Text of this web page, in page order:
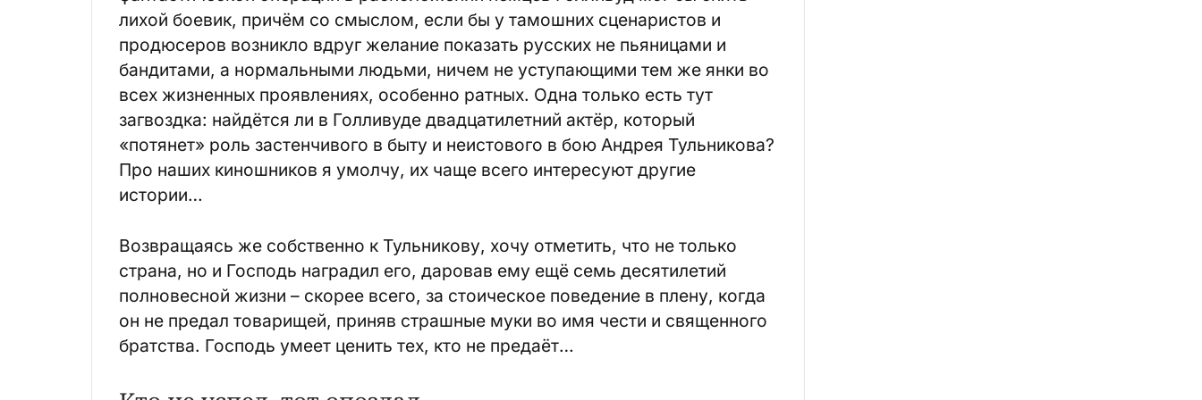
лихой боевик, причём со смыслом, если бы у тамошних сценаристов и
продюсеров возникло вдруг желание показать русских не пьяницами и
бандитами, а нормальными людьми, ничем не уступающими тем же янки во
всех жизненных проявлениях, особенно ратных. Одна только есть тут
загвоздка: найдётся ли в Голливуде двадцатилетний актёр, который
«потянет» роль застенчивого в быту и неистового в бою Андрея Тульникова?
Про наших киношников я умолчу, их чаще всего интересуют другие
истории…
Возвращаясь же собственно к Тульникову, хочу отметить, что не только
страна, но и Господь наградил его, даровав ему ещё семь десятилетий
полновесной жизни – скорее всего, за стоическое поведение в плену, когда
он не предал товарищей, приняв страшные муки во имя чести и священного
братства. Господь умеет ценить тех, кто не предаёт…